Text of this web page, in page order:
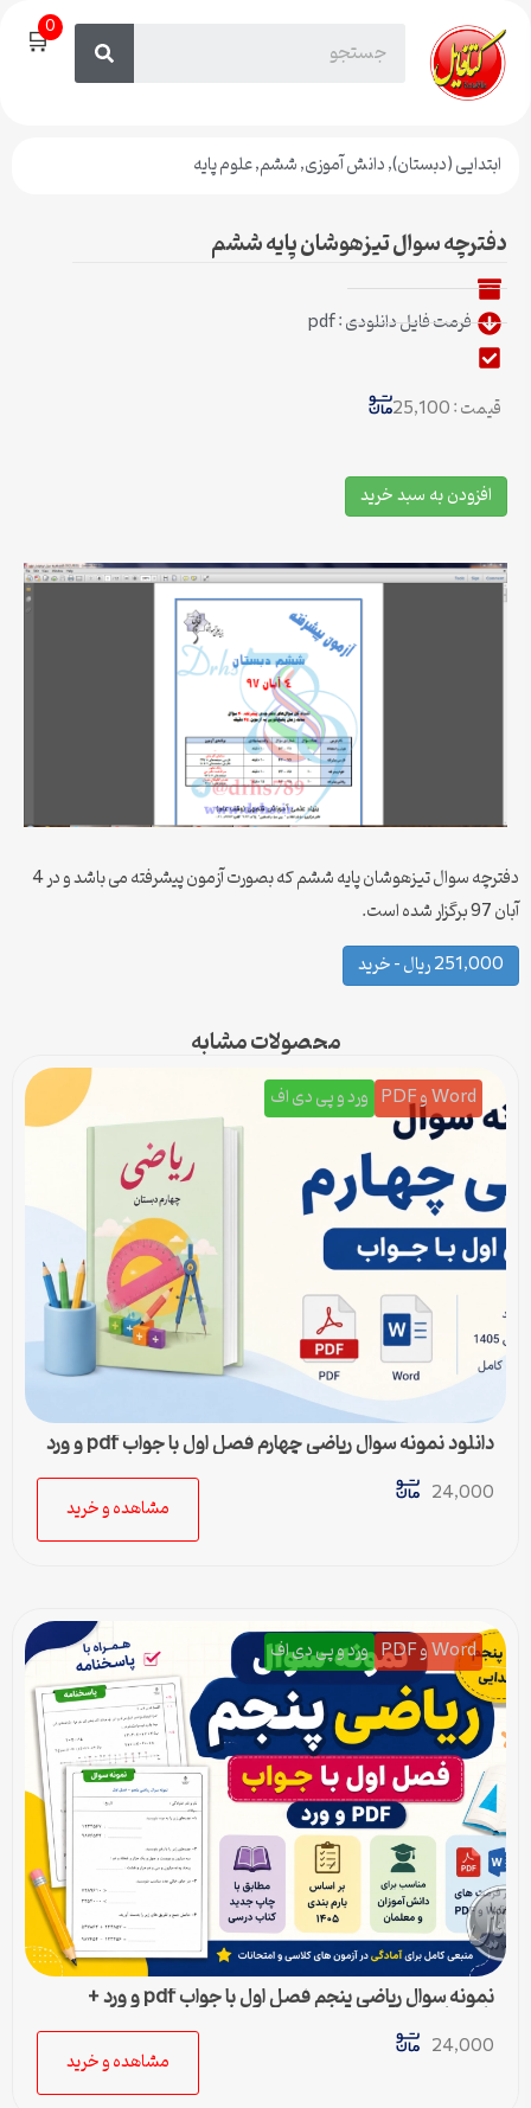
🛒0
ابتدایی (دبستان),دانش آموزی,ششم,علوم پایه
دفترچه سوال تیزهوشان پایه ششم
فرمت فایل دانلودی : pdf
قیمت : 25,100
افزودن به سبد خرید
دفترچه سوال تیزهوشان پایه ششم که بصورت آزمون پیشرفته می باشد و در 4
آبان 97 برگزار شده است.
251,000 ریال – خرید
محصولات مشابه
Word و PDF ورد و پی دی اف
دانلود نمونه سوال ریاضی چهارم فصل اول با جواب pdf و ورد
24,000
مشاهده و خرید
Word و PDF ورد و پی دی اف
نمونه سوال ریاضی پنجم فصل اول با جواب pdf و ورد +
پاسخنامه
24,000
مشاهده و خرید